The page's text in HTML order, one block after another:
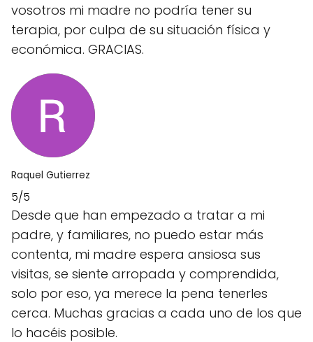
vosotros mi madre no podría tener su
terapia, por culpa de su situación física y
económica. GRACIAS.
Raquel Gutierrez
5/5
Desde que han empezado a tratar a mi
padre, y familiares, no puedo estar más
contenta, mi madre espera ansiosa sus
visitas, se siente arropada y comprendida,
solo por eso, ya merece la pena tenerles
cerca. Muchas gracias a cada uno de los que
lo hacéis posible.